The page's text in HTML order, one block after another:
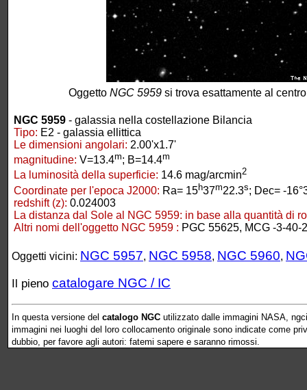
Oggetto NGC 5959 si trova esattamente al
NGC 5959 - galassia nella costellazione Bilancia
Tipo: E2 - galassia ellittica
Le dimensioni angolari: 2.00'x1.7'
magnitudine: V=13.4m; B=14.4m
La luminosità della superficie: 14.6 mag/arcmin2
Coordinate per l'epoca J2000: Ra= 15h37m22.3s; Dec= -
redshift (z): 0.024003
La distanza dal Sole al NGC 5959: in base alla quantità di
Altri nomi dell'oggetto NGC 5959 : PGC 55625, MCG -3-40-
Oggetti vicini: NGC 5957, NGC 5958, NGC 5960,
Il pieno catalogare NGC / IC
In questa versione del catalogo NGC utilizzato dalle immagini NASA,
immagini nei luoghi del loro collocamento originale sono indicate come
dubbio, per favore agli autori: fatemi sapere e saranno rimossi.